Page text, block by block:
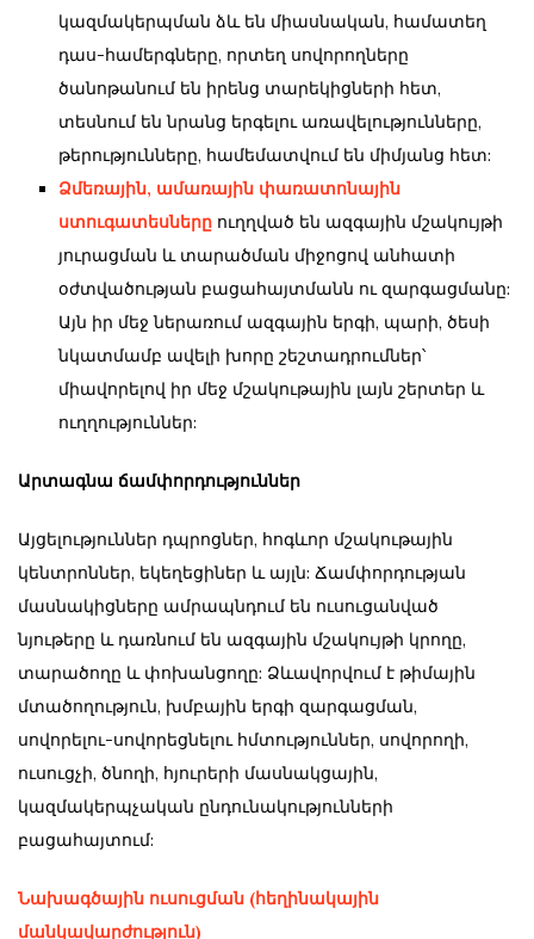
կազմակերպման ձև են միասնական, համատեղ
դաս-համերգները, որտեղ սովորողները
ծանոթանում են իրենց տարեկիցների հետ,
տեսնում են նրանց երգելու առավելությունները,
թերությունները, համեմատվում են միմյանց հետ:
Ձմեռային, ամառային փառատոնային
ստուգատեսները ուղղված են ազգային մշակույթի
յուրացման և տարածման միջոցով անհատի
օժտվածության բացահայտմանն ու զարգացմանը:
Այն իր մեջ ներառում ազգային երգի, պարի, ծեսի
նկատմամբ ավելի խորը շեշտադրումներ՝
միավորելով իր մեջ մշակութային լայն շերտեր և
ուղղություններ:
Արտագնա ճամփորդություններ
Այցելություններ դպրոցներ, հոգևոր մշակութային
կենտրոններ, եկեղեցիներ և այլն: Ճամփորդության
մասնակիցները ամրապնդում են ուսուցանված
նյութերը և դառնում են ազգային մշակույթի կրողը,
տարածողը և փոխանցողը: Ձևավորվում է թիմային
մտածողություն, խմբային երգի զարգացման,
սովորելու-սովորեցնելու հմտություններ, սովորողի,
ուսուցչի, ծնողի, հյուրերի մասնակցային,
կազմակերպչական ընդունակությունների
բացահայտում:
Նախագծային ուսուցման (հեղինակային
մանկավարժություն)